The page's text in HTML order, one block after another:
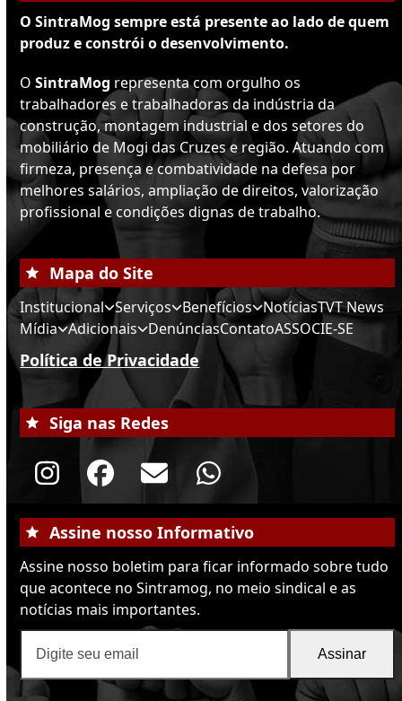
O SintraMog sempre está presente ao lado de quem
produz e constrói o desenvolvimento.
OSintraMog representa com orgulho os
trabalhadores e trabalhadoras da indústria da
construção, montagem industrial e dos setores do
mobiliário de Mogi das Cruzes e região. Atuando com
firmeza, presença e combatividade na defesa por
melhores salários, ampliação de direitos, valorização
profissional e condições dignas de trabalho.
Mapa do Site
Institucional Serviços Benefícios NotíciasTVT News
Mídia Adicionais DenúnciasContatoASSOCIE-SE
Política de Privacidade
Siga nas Redes
Instagram
Facebook
EmailWhatsapp
Assine nosso Informativo
Assine nosso boletim para ficar informado sobre tudo
que acontece no Sintramog, no meio sindical e as
notícias mais importantes.
seu
email
Assinar